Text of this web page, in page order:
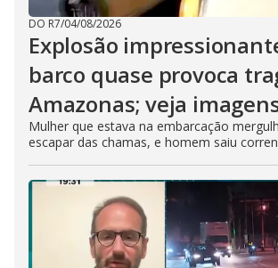
DO R7/04/08/2026
Explosão
barco quase provoca
Amazonas; veja
Mulher que estava na embarcação
escapar das chamas, e homem saiu